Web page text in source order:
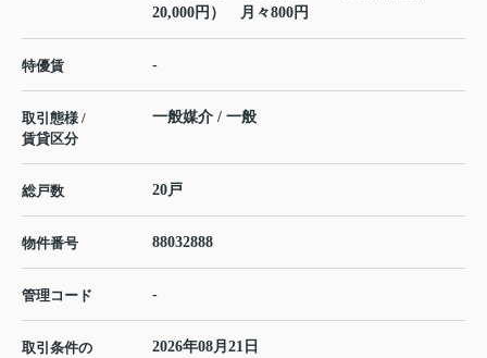
20,000円） 月々800円
特優賃 -
取引態様 /
賃貸区分
一般媒介 / 一般
総戸数 20戸
物件番号 88032888
管理コード -
取引条件の
2026年08月21日